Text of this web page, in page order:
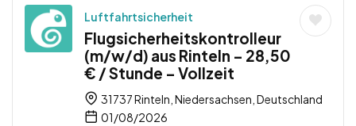
Luftfahrtsicherheit
Flugsicherheitskontrolleur
(m/w/d) aus Rinteln – 28,50
€ / Stunde – Vollzeit
31737 Rinteln, Niedersachsen, Deutschland
01/08/2026